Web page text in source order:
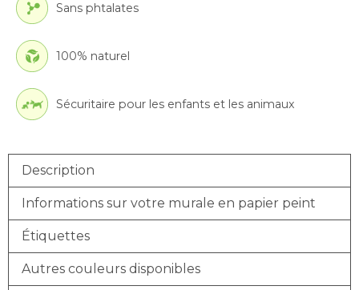
Sans phtalates
100% naturel
Sécuritaire pour les enfants et les animaux
Description
Informations sur votre murale en papier peint
Étiquettes
Autres couleurs disponibles